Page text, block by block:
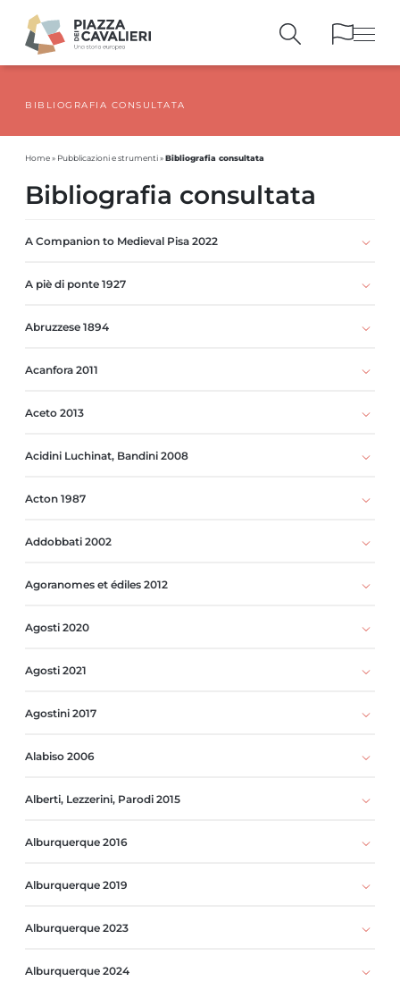
PUBBLICAZIONI E STRUMENTI
BIBLIOGRAFIA CONSULTATA
Home» Pubblicazioni e strumenti»Bibliografia consultata
Bibliografia consultata
A Companion to Medieval Pisa 2022
A piè di ponte 1927
Abruzzese 1894
Acanfora 2011
Aceto 2013
Acidini Luchinat, Bandini 2008
Acton 1987
Addobbati 2002
Agoranomes et édiles 2012
Agosti 2020
Agosti 2021
Agostini 2017
Alabiso 2006
Alberti, Lezzerini, Parodi 2015
Alburquerque 2016
Alburquerque 2019
Alburquerque 2023
Alburquerque 2024